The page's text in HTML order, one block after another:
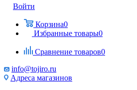
Войти
Корзина0
Избранные товары0
Сравнение товаров0
info@tojiro.ru
Адреса магазинов